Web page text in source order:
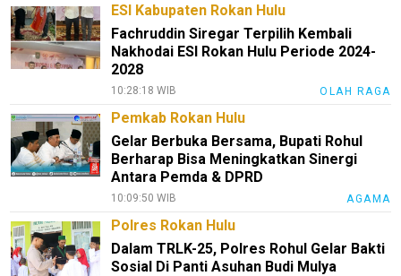
ESI Kabupaten Rokan Hulu
Fachruddin Siregar Terpilih Kembali
Nakhodai ESI Rokan Hulu Periode 2024-
2028
10:28:18 WIB OLAH RAGA
Pemkab Rokan Hulu
Gelar Berbuka Bersama, Bupati Rohul
Berharap Bisa Meningkatkan Sinergi
Antara Pemda & DPRD
10:09:50 WIB AGAMA
Polres Rokan Hulu
Dalam TRLK-25, Polres Rohul Gelar Bakti
Sosial Di Panti Asuhan Budi Mulya